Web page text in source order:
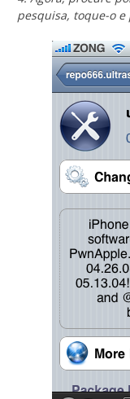
pesquisa, toque-o e